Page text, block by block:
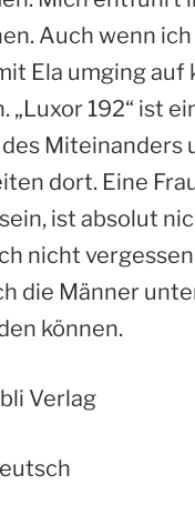
Auch wenn
Ela umging auf
„Luxor 192“ ist
des Miteinanders
dort. Eine
ist absolut
nicht
die Männer
können.
Verlag